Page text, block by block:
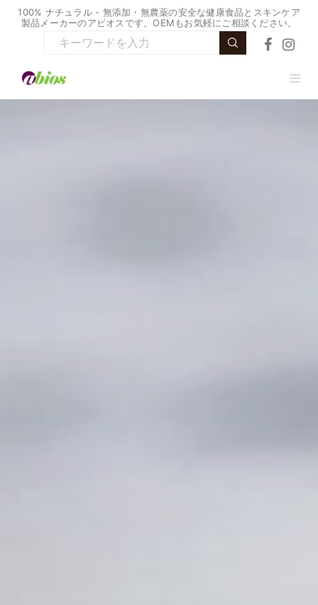
100% ナチュラル - 無添加・無農薬の安全な健康食品とスキンケア
製品メーカーのアビオスです。OEMもお気軽にご相談ください。